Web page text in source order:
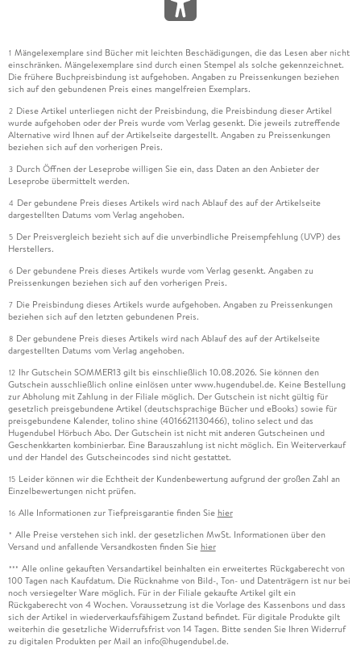
1 Mängelexemplare sind Bücher mit leichten Beschädigungen, die das Lesen aber nicht
einschränken. Mängelexemplare sind durch einen Stempel als solche gekennzeichnet.
Die frühere Buchpreisbindung ist aufgehoben. Angaben zu Preissenkungen beziehen
sich auf den gebundenen Preis eines mangelfreien Exemplars.
2 Diese Artikel unterliegen nicht der Preisbindung, die Preisbindung dieser Artikel
wurde aufgehoben oder der Preis wurde vom Verlag gesenkt. Die jeweils zutreffende
Alternative wird Ihnen auf der Artikelseite dargestellt. Angaben zu Preissenkungen
beziehen sich auf den vorherigen Preis.
3 Durch Öffnen der Leseprobe willigen Sie ein, dass Daten an den Anbieter der
Leseprobe übermittelt werden.
4 Der gebundene Preis dieses Artikels wird nach Ablauf des auf der Artikelseite
dargestellten Datums vom Verlag angehoben.
5 Der Preisvergleich bezieht sich auf die unverbindliche Preisempfehlung (UVP) des
Herstellers.
6 Der gebundene Preis dieses Artikels wurde vom Verlag gesenkt. Angaben zu
Preissenkungen beziehen sich auf den vorherigen Preis.
7 Die Preisbindung dieses Artikels wurde aufgehoben. Angaben zu Preissenkungen
beziehen sich auf den letzten gebundenen Preis.
8 Der gebundene Preis dieses Artikels wird nach Ablauf des auf der Artikelseite
dargestellten Datums vom Verlag angehoben.
12 Ihr Gutschein SOMMER13 gilt bis einschließlich 10.08.2026. Sie können den
Gutschein ausschließlich online einlösen unter www.hugendubel.de. Keine Bestellung
zur Abholung mit Zahlung in der Filiale möglich. Der Gutschein ist nicht gültig für
gesetzlich preisgebundene Artikel (deutschsprachige Bücher und eBooks) sowie für
preisgebundene Kalender, tolino shine (4016621130466), tolino select und das
Hugendubel Hörbuch Abo. Der Gutschein ist nicht mit anderen Gutscheinen und
Geschenkkarten kombinierbar. Eine Barauszahlung ist nicht möglich. Ein Weiterverkauf
und der Handel des Gutscheincodes sind nicht gestattet.
15 Leider können wir die Echtheit der Kundenbewertung aufgrund der großen Zahl an
Einzelbewertungen nicht prüfen.
16 Alle Informationen zur Tiefpreisgarantie finden Sie hier
* Alle Preise verstehen sich inkl. der gesetzlichen MwSt. Informationen über den
Versand und anfallende Versandkosten finden Sie hier
*** Alle online gekauften Versandartikel beinhalten ein erweitertes Rückgaberecht von
100 Tagen nach Kaufdatum. Die Rücknahme von Bild-, Ton- und Datenträgern ist nur bei
noch versiegelter Ware möglich. Für in der Filiale gekaufte Artikel gilt ein
Rückgaberecht von 4 Wochen. Voraussetzung ist die Vorlage des Kassenbons und dass
sich der Artikel in wiederverkaufsfähigem Zustand befindet. Für digitale Produkte gilt
weiterhin die gesetzliche Widerrufsfrist von 14 Tagen. Bitte senden Sie Ihren Widerruf
zu digitalen Produkten per Mail an info@hugendubel.de.